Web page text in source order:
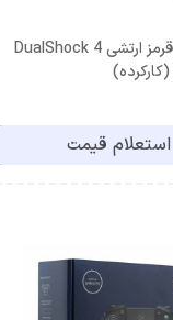
دسته PS4 قرمز ارتشی DualShock 4
استعلام قیمت